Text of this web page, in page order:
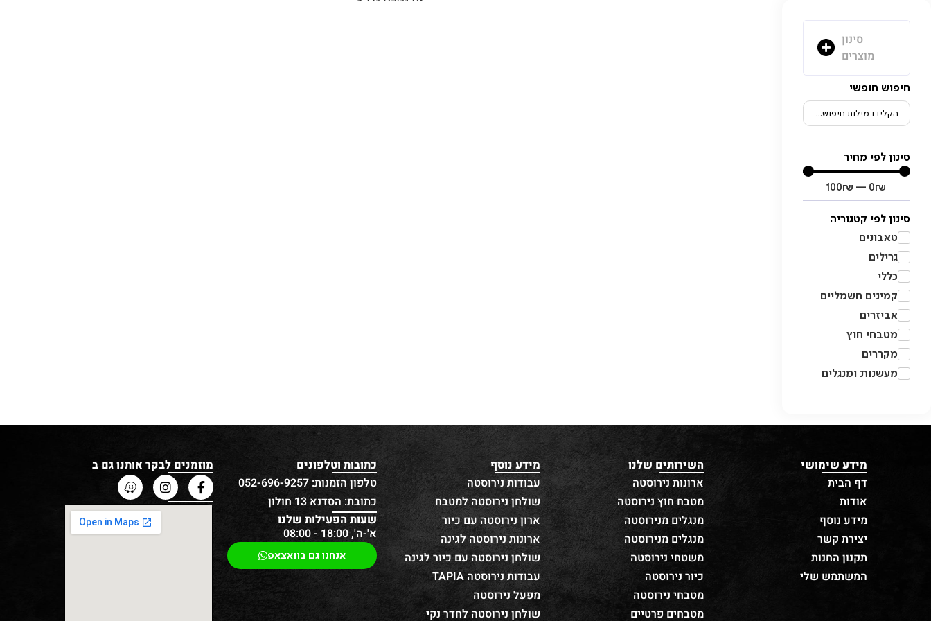
סינון
מוצרים
חיפוש חופשי
סינון לפי מחיר
0₪
—
100₪
סינון לפי קטגוריה
טאבונים
גרילים
כללי
קמינים חשמליים
אביזרים
מטבחי חוץ
מקררים
מעשנות ומנגלים
מידע שימושי
דף הבית
אודות
מידע נוסף
יצירת קשר
תקנון החנות
המשתמש שלי
השירותים שלנו
ארונות נירוסטה
מטבח חוץ נירוסטה
מנגלים מנירוסטה
מנגלים מנירוסטה
משטחי נירוסטה
כיור נירוסטה
מטבחי נירוסטה
מטבחים פרטיים
מידע נוסף
עבודות נירוסטה
שולחן נירוסטה למטבח
ארון נירוסטה עם כיור
ארונות נירוסטה לגינה
שולחן נירוסטה עם כיור לגינה
עבודות נירוסטה TAPIA
מפעל נירוסטה
שולחן נירוסטה לחדר נקי
כתובות וטלפונים
טלפון הזמנות: 052-696-9257
כתובת: הסדנא 13 חולון
שעות הפעילות שלנו
א'-ה', 18:00 - 08:00
אנחנו גם בוואצאפ
מוזמנים לבקר אותנו גם ב